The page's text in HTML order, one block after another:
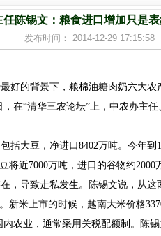
任陈锡文：粮食进口增加只是
发布时间： 2014-12-29
好的背景下，粮棉油糖肉奶六大农
在“清华三农论坛”上，中农办主任
括大豆，净进口8402万吨。今年到
将近7000万吨，进口的谷物约
，导致走私发生。陈锡文说，从这
新米上市的时候，越南大米价格
农业，通常采用关税配额制。陈